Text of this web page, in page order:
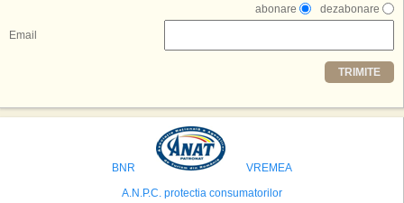
Resorts, citat de Gulf News. Potrivit acestuia, 2026 ar putea deveni un an
decisiv pentru reali zarea proiectului.
Printre celelalte tari care concureaza pentru a gazdui aceasta constructie
se numara Australia, Brazilia, China, Egipt, India, Polonia, Thailanda,
avea cele mai mari sanse de a castiga licitatia. Totusi, Spania, care se
preconizeaza ca va deveni a doua cea mai vizitata tara din lume in 2025,
isi bazeaza oferta pe infrastructura turistica solida si capacitatea hoteliera."
dezabonare
abonare
Email
TRIMITE
BNR
VREMEA
A.N.P.C. protectia consumatorilor